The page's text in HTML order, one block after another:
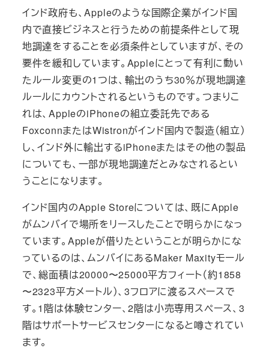
インド政府も、Appleのような国際企業がインド国
内で直接ビジネスと行うための前提条件として現
地調達をすることを必須条件としていますが、その
要件を緩和しています。Appleにとって有利に動い
たルール変更の1つは、輸出のうち30％が現地調達
ルールにカウントされるというものです。つまりこ
れは、AppleのiPhoneの組立委託先である
FoxconnまたはWistronがインド国内で製造（組立）
し、インド外に輸出するiPhoneまたはその他の製品
についても、一部が現地調達だとみなされるとい
うことになります。
インド国内のApple Storeについては、既にApple
がムンバイで場所をリースしたことで明らかになっ
ています。Appleが借りたということが明らかにな
っているのは、ムンバイにあるMaker Maxityモール
で、総面積は20000〜25000平方フィート（約1858
〜2323平方メートル）、3フロアに渡るスペースで
す。1階は体験センター、2階は小売専用スペース、3
階はサポートサービスセンターになると噂されてい
ます。